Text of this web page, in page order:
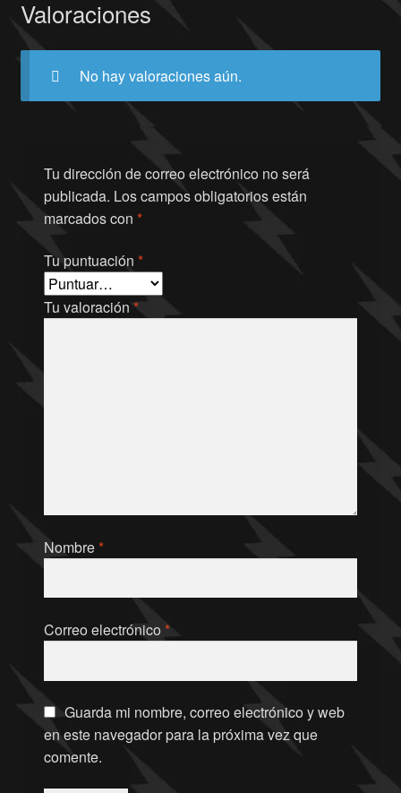
Valoraciones
No hay valoraciones aún.
Tu dirección de correo electrónico no será
publicada. Los campos obligatorios están
marcados con *
Tu puntuación *
Tu valoración *
Nombre*
Correo electrónico *
Guarda mi nombre, correo electrónico y web
en este navegador para la próxima vez que
comente.